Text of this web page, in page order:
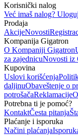
Korisnički nalog
Već imaš nalog?
Prodaja
AkcijeNovosti
Kompanija Gigatron
O Kompaniji Gigatron
za zajednicuNovosti iz
Kupovina
Uslovi korišćenja
daljinuObaveštenje o
potrošačaReklamacije
Potrebna ti je pomoć?
KontaktČesta pitanja
Plaćanje i isporuka
Načini plaćanja